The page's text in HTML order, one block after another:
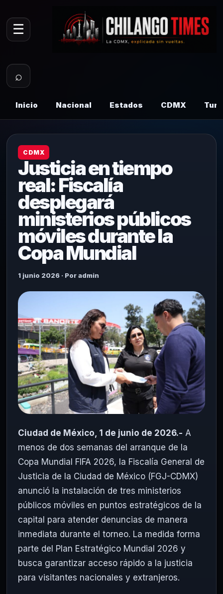
☰
⌕
Inicio Nacional Estados CDMX
CDMX
Justicia en tiempo
real: Fiscalía
desplegará
ministerios públicos
móviles durante la
Copa Mundial
1 junio 2026 · Por admin
Ciudad de México, 1 de junio de 2026.- A
menos de dos semanas del arranque de la
Copa Mundial FIFA 2026, la Fiscalía General de
Justicia de la Ciudad de México (FGJ-CDMX)
anunció la instalación de tres ministerios
públicos móviles en puntos estratégicos de la
capital para atender denuncias de manera
inmediata durante el torneo. La medida forma
parte del Plan Estratégico Mundial 2026 y
busca garantizar acceso rápido a la justicia
para visitantes nacionales y extranjeros.